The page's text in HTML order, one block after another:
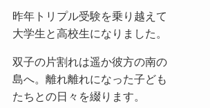
昨年トリプル受験を乗り越えて
大学生と高校生になりました。
双子の片割れは遥か彼方の南の
島へ。離れ離れになった子ども
たちとの日々を綴ります。